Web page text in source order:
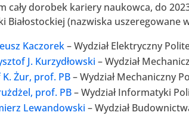
cały dorobek kariery naukowca, do
(nazwiska uszeregowane
Kaczorek– Wydział Elektryczny
J. Kurzydłowski – Wydział
Żur, prof. PB– Wydział Mechaniczny
prof. PB– Wydział Informatyki
Lewandowski – Wydział